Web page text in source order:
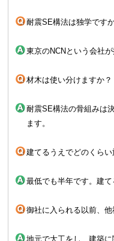
耐震SE構法は独学です
東京のNCNという会社
材木は使い分けますか？
耐震SE構法の骨組みは
ます。
建てるうえでどのくら
最低でも半年です。建
御社に入られる以前、
地元で大工をし、建築